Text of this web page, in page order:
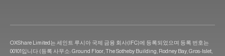
OXShare Limited는 세인트 루시아 국제 금융 회사(IFC)에 등록되었으며 등록 번호는
00101입니다 (등록 사무소: Ground Floor, The Sotheby Building, Rodney Bay, Gros-Islet,